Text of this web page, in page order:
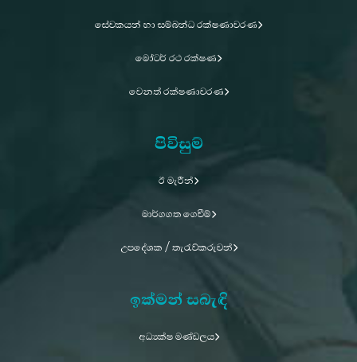
සේවකයන් හා සම්බන්ධ රක්ෂණාවරණ
මෝටර් රථ රක්ෂණ
වෙනත් රක්ෂණාවරණ
පිවිසුම්
ඊ මැරීන්
මාර්ගගත ගෙවීම්
උපදේශක / තැරැව්කරුවන්
ඉක්මන් සබැඳි
අධ්‍යක්ෂ මණ්ඩලය